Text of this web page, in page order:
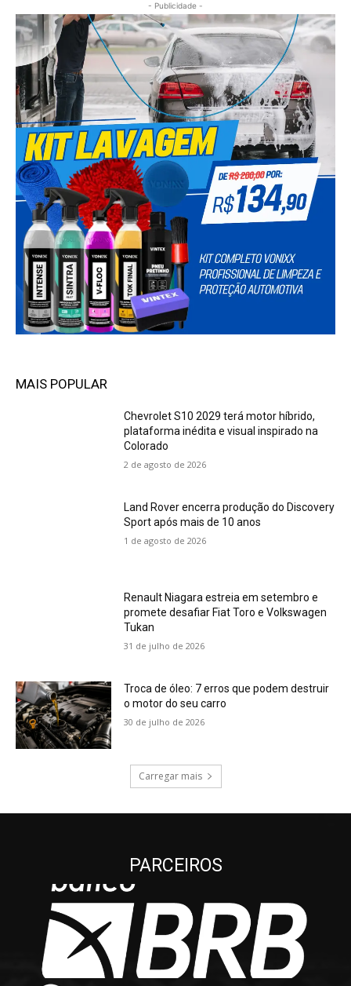
- Publicidade -
MAIS POPULAR
Chevrolet S10 2029 terá motor híbrido,
plataforma inédita e visual inspirado na
Colorado
2 de agosto de 2026
Land Rover encerra produção do Discovery
Sport após mais de 10 anos
1 de agosto de 2026
Renault Niagara estreia em setembro e
promete desafiar Fiat Toro e Volkswagen
Tukan
31 de julho de 2026
Troca de óleo: 7 erros que podem destruir
o motor do seu carro
30 de julho de 2026
Carregar mais
PARCEIROS